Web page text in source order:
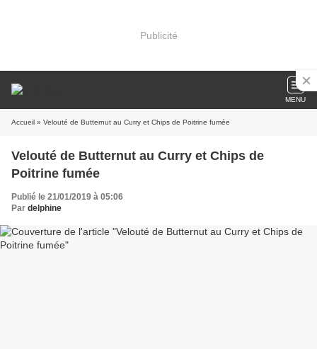
Publicité
MENU
Accueil » Velouté de Butternut au Curry et Chips de Poitrine fumée
Velouté de Butternut au Curry et Chips de
Poitrine fumée
Publié le 21/01/2019 à 05:06
Par delphine